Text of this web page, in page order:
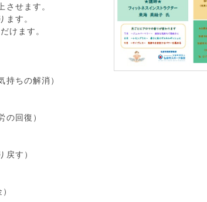
させます。
ます。
けます。
持ちの解消）
の回復）
戻す）